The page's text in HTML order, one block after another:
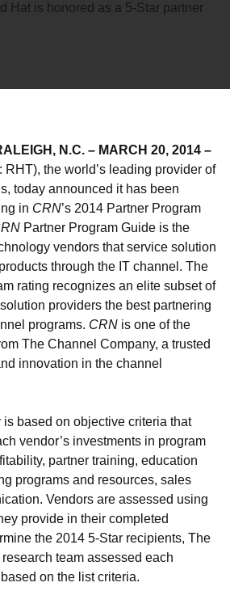
Hat is honored as a 5-Star partner
N.C. – MARCH 20, 2014 –
RHT), the world’s leading provider of
today announced it has been
in CRN’s 2014 Partner Program
Partner Program Guide is the
vendors that service solution
through the IT channel. The
rating recognizes an elite subset of
providers the best partnering
programs. CRN is one of the
The Channel Company, a trusted
innovation in the channel
based on objective criteria that
vendor’s investments in program
partner training, education
programs and resources, sales
Vendors are assessed using
provide in their completed
the 2014 5-Star recipients, The
team assessed each
on the list criteria.